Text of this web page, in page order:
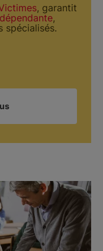
, garantit
,
spécialisés.